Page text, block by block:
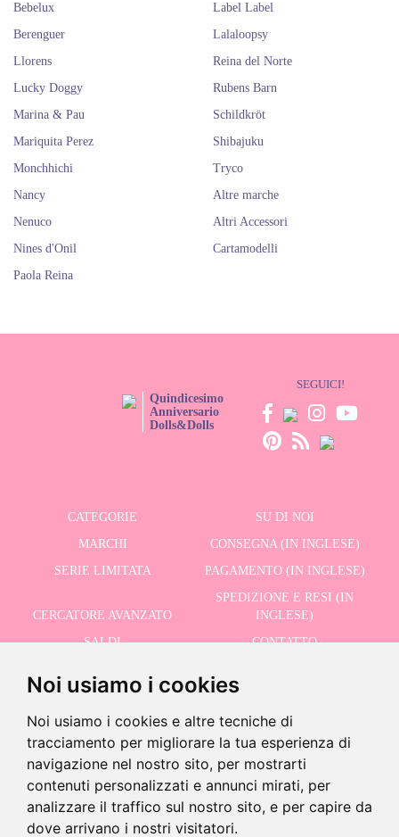
Noi usiamo i cookies
Noi usiamo i cookies e altre tecniche di
tracciamento per migliorare la tua esperienza di
navigazione nel nostro sito, per mostrarti
contenuti personalizzati e annunci mirati, per
analizzare il traffico sul nostro sito, e per capire da
dove arrivano i nostri visitatori.
Bebelux
Berenguer
Label Label
Lalaloopsy
Llorens
Lucky Doggy
Marina & Pau
Mariquita Perez
Monchhichi
Nancy
Nenuco
Nines d'Onil
Paola Reina
Reina del Norte
Rubens Barn
Schildkröt
Shibajuku
Tryco
Altre marche
Altri Accessori
Cartamodelli
Quindicesimo
Anniversario
Dolls&Dolls
SEGUICI!
CATEGORIE
SU DI NOI
MARCHI
CONSEGNA (IN INGLESE)
SERIE LIMITATA
PAGAMENTO (IN INGLESE)
CERCATORE AVANZATO
SPEDIZIONE E RESI (IN
INGLESE)
SALDI
CONTATTO